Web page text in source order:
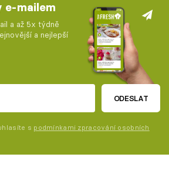
e-mailem
a až 5x týdně
a nejlepší
ODESLAT
s podmínkami zpracování osobních